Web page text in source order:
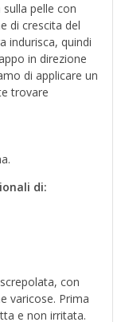
pelle con
di crescita del
indurisca, quindi
in direzione
di applicare un
trovare
di:
con
varicose. Prima
e non irritata.